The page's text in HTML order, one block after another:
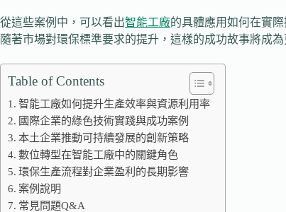
從這些案例中，可以看出智能工廠的具體應用如何在實
隨著市場對環保標準要求的提升，這樣的成功故事將成
Table of Contents
智能工廠如何提升生產效率與資源利用率
國際企業的綠色技術實踐與成功案例
本土企業推動可持續發展的創新策略
數位轉型在智能工廠中的關鍵角色
環保生產流程對企業盈利的長期影響
案例說明
常見問題Q&A